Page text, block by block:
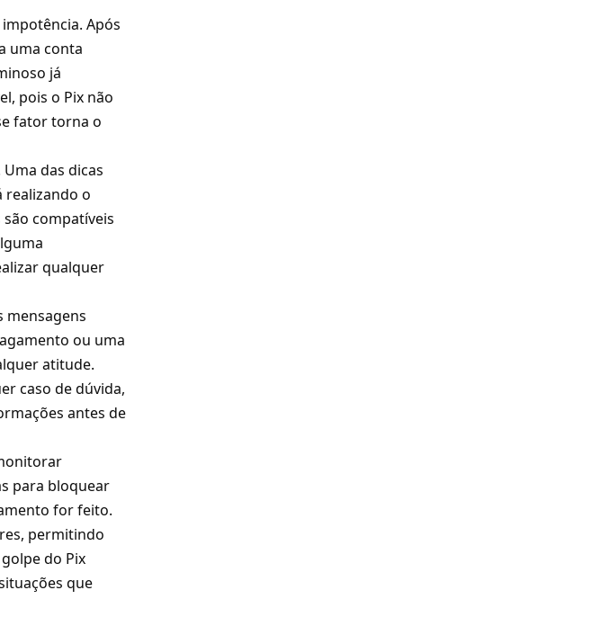
Após
uma conta
já
pois o Pix não
fator torna o
das dicas
realizando o
compatíveis
qualquer
mensagens
ou uma
atitude.
caso de dúvida,
antes de
para bloquear
for feito.
permitindo
do Pix
que